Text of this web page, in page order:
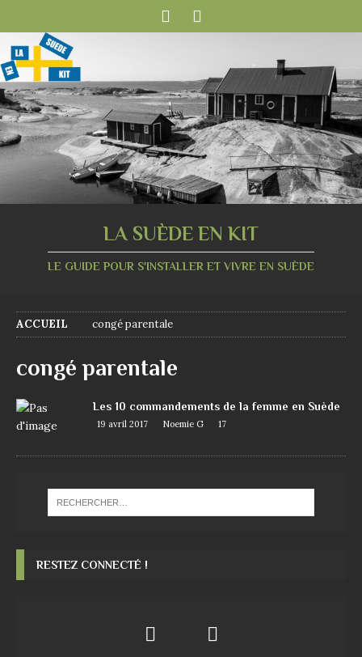
LA SUÈDE EN KIT
LE GUIDE POUR S'INSTALLER ET VIVRE EN SUÈDE
ACCUEIL congé parentale
congé parentale
Les 10 commandements de la femme en Suède
19 avril 2017 Noemie G 17
RESTEZ CONNECTÉ !